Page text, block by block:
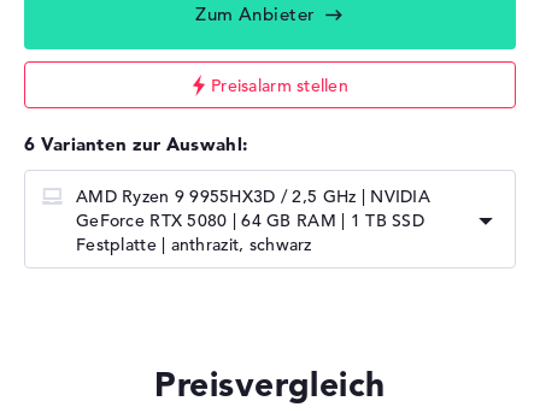
Zum Anbieter
Preisalarm stellen
6 Varianten zur Auswahl:
AMD Ryzen 9 9955HX3D / 2,5 GHz | NVIDIA
GeForce RTX 5080 | 64 GB RAM | 1 TB SSD
Festplatte | anthrazit, schwarz
Preisvergleich